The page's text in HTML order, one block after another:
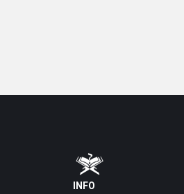
Footer
INFO